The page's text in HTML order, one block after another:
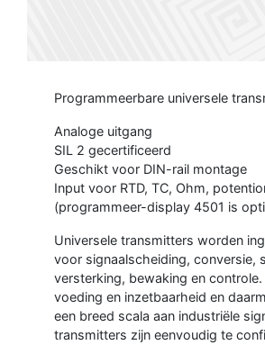
Programmeerbare universele
Analoge uitgang
SIL 2 gecertificeerd
Geschikt voor DIN-rail montage
Input voor RTD, TC, Ohm,
(programmeer-display 4501 is
Universele transmitters worden
voor signaalscheiding, conversie,
versterking, bewaking en controle.
voeding en inzetbaarheid en
een breed scala aan industriële
transmitters zijn eenvoudig te